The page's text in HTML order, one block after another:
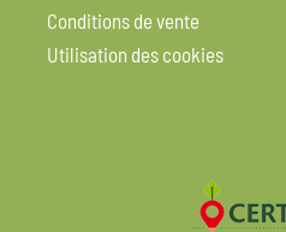
Conditions de vente
Utilisation des cookies